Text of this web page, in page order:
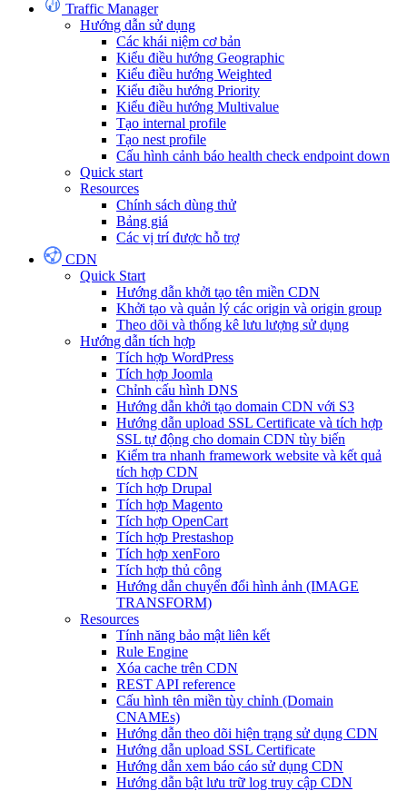
Traffic Manager
Hướng dẫn sử dụng
Các khái niệm cơ bản
Kiểu điều hướng Geographic
Kiểu điều hướng Weighted
Kiểu điều hướng Priority
Kiểu điều hướng Multivalue
Tạo internal profile
Tạo nest profile
Cấu hình cảnh báo health check endpoint down
Quick start
Resources
Chính sách dùng thử
Bảng giá
Các vị trí được hỗ trợ
CDN
Quick Start
Hướng dẫn khởi tạo tên miền CDN
Khởi tạo và quản lý các origin và origin group
Theo dõi và thống kê lưu lượng sử dụng
Hướng dẫn tích hợp
Tích hợp WordPress
Tích hợp Joomla
Chỉnh cấu hình DNS
Hướng dẫn khởi tạo domain CDN với S3
Hướng dẫn upload SSL Certificate và tích hợp
SSL tự động cho domain CDN tùy biến
Kiểm tra nhanh framework website và kết quả
tích hợp CDN
Tích hợp Drupal
Tích hợp Magento
Tích hợp OpenCart
Tích hợp Prestashop
Tích hợp xenForo
Tích hợp thủ công
Hướng dẫn chuyển đổi hình ảnh (IMAGE
TRANSFORM)
Resources
Tính năng bảo mật liên kết
Rule Engine
Xóa cache trên CDN
REST API reference
Cấu hình tên miền tùy chỉnh (Domain
CNAMEs)
Hướng dẫn theo dõi hiện trạng sử dụng CDN
Hướng dẫn upload SSL Certificate
Hướng dẫn xem báo cáo sử dụng CDN
Hướng dẫn bật lưu trữ log truy cập CDN